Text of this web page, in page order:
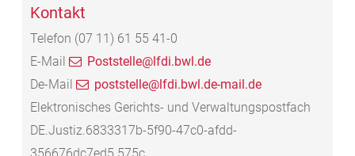
Kontakt
Telefon (07 11) 61 55 41-0
E-Mail
Poststelle@lfdi.bwl.de
De-Mail
poststelle@lfdi.bwl.de-mail.de
Elektronisches Gerichts- und Verwaltungspostfach
DE.Justiz.6833317b-5f90-47c0-afdd-